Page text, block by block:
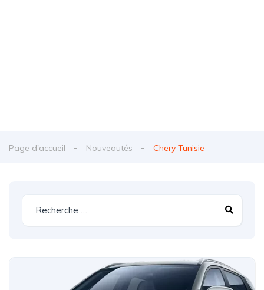
Page d'accueil Nouveautés Chery Tunisie